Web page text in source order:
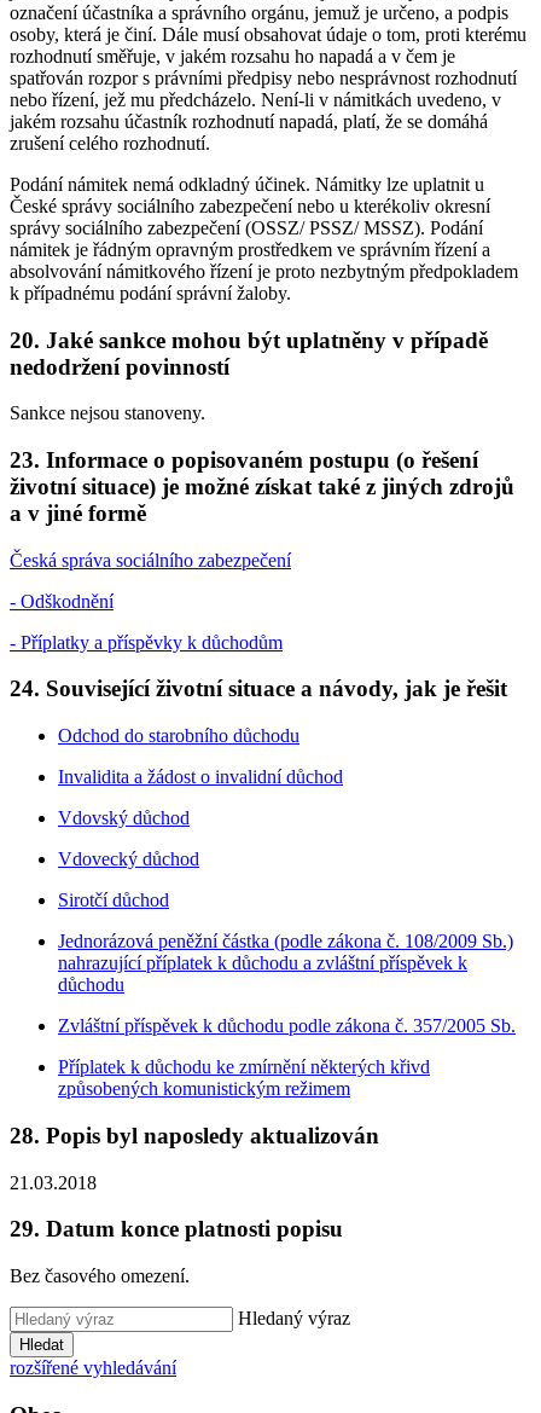
označení účastníka a správního orgánu, jemuž je určeno, a podpis
osoby, která je činí. Dále musí obsahovat údaje o tom, proti kterému
rozhodnutí směřuje, v jakém rozsahu ho napadá a v čem je
spatřován rozpor s právními předpisy nebo nesprávnost rozhodnutí
nebo řízení, jež mu předcházelo. Není-li v námitkách uvedeno, v
jakém rozsahu účastník rozhodnutí napadá, platí, že se domáhá
zrušení celého rozhodnutí.
Podání námitek nemá odkladný účinek. Námitky lze uplatnit u
České správy sociálního zabezpečení nebo u kterékoliv okresní
správy sociálního zabezpečení (OSSZ/ PSSZ/ MSSZ). Podání
námitek je řádným opravným prostředkem ve správním řízení a
absolvování námitkového řízení je proto nezbytným předpokladem
k případnému podání správní žaloby.
20. Jaké sankce mohou být uplatněny v případě
nedodržení povinností
Sankce nejsou stanoveny.
23. Informace o popisovaném postupu (o řešení
životní situace) je možné získat také z jiných zdrojů
a v jiné formě
Česká správa sociálního zabezpečení
- Odškodnění
- Příplatky a příspěvky k důchodům
24. Související životní situace a návody, jak je řešit
Odchod do starobního důchodu
Invalidita a žádost o invalidní důchod
Vdovský důchod
Vdovecký důchod
Sirotčí důchod
Jednorázová peněžní částka (podle zákona č. 108/2009 Sb.)
nahrazující příplatek k důchodu a zvláštní příspěvek k
důchodu
Zvláštní příspěvek k důchodu podle zákona č. 357/2005 Sb.
Příplatek k důchodu ke zmírnění některých křivd
způsobených komunistickým režimem
28. Popis byl naposledy aktualizován
21.03.2018
29. Datum konce platnosti popisu
Bez časového omezení.
Hledaný výraz
Hledat
rozšířené vyhledávání